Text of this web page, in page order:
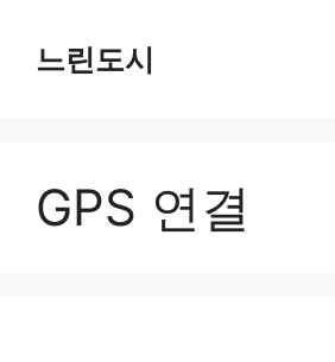
느린도시
GPS 연결